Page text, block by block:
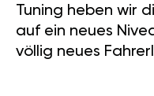
Tuning heben wir
auf ein neues
völlig neues